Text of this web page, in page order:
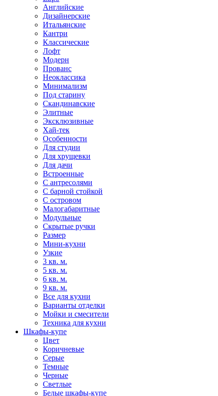
Английские
Дизайнерские
Итальянские
Кантри
Классические
Лофт
Модерн
Прованс
Неоклассика
Минимализм
Под старину
Скандинавские
Элитные
Эксклюзивные
Хай-тек
Особенности
Для студии
Для хрущевки
Для дачи
Встроенные
С антресолями
С барной стойкой
С островом
Малогабаритные
Модульные
Скрытые ручки
Размер
Мини-кухни
Узкие
3 кв. м.
5 кв. м.
6 кв. м.
9 кв. м.
Все для кухни
Варианты отделки
Мойки и смесители
Техника для кухни
Шкафы-купе
Цвет
Коричневые
Серые
Темные
Черные
Светлые
Белые шкафы-купе